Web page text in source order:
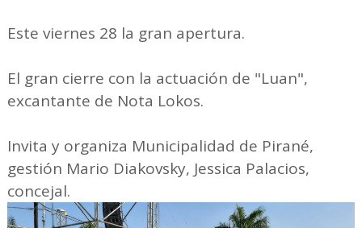
Este viernes 28 la gran apertura.
El gran cierre con la actuación de "Luan",
excantante de Nota Lokos.
Invita y organiza Municipalidad de Pirané,
gestión Mario Diakovsky, Jessica Palacios,
concejal.